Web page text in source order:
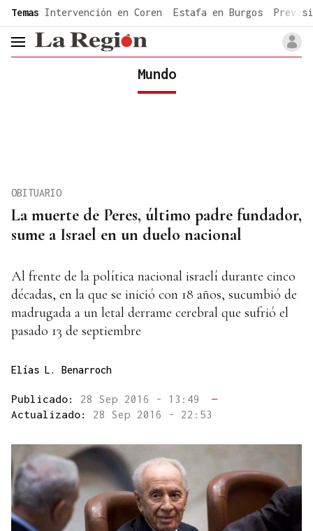
common.go-to-content
Temas Intervención en Coren Estafa en Burgos
header.menu.open
Mundo
La muerte de Peres, último padre fundador,
sume a Israel en un duelo nacional
OBITUARIO
Al frente de la política nacional israelí durante cinco
décadas, en la que se inició con 18 años, sucumbió de
madrugada a un letal derrame cerebral que sufrió el
pasado 13 de septiembre
Elías L. Benarroch
Publicado: 28 Sep 2016 - 13:49
—
Actualizado: 28 Sep 2016 - 22:53